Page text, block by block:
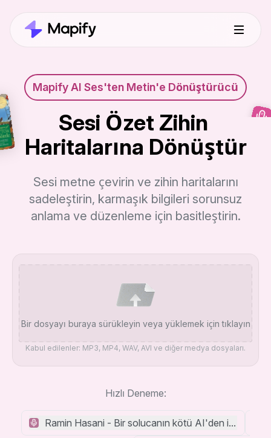
Mapify AI Ses'ten Metin'e Dönüştürücü
Sesi Özet Zihin
Haritalarına Dönüştür
Sesi metne çevirin ve zihin haritalarını
sadeleştirin, karmaşık bilgileri sorunsuz
anlama ve düzenleme için basitleştirin.
Bir dosyayı buraya sürükleyin veya yüklemek için tıklayın
Kabul edilenler: MP3, MP4, WAV, AVI ve diğer medya dosyaları.
Hızlı Deneme:
Ramin Hasani - Bir solucanın kötü AI'den insanlığı